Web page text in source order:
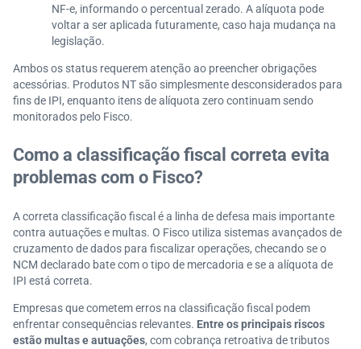
NF-e, informando o percentual zerado. A alíquota pode
voltar a ser aplicada futuramente, caso haja mudança na
legislação.
Ambos os status requerem atenção ao preencher obrigações
acessórias. Produtos NT são simplesmente desconsiderados para
fins de IPI, enquanto itens de alíquota zero continuam sendo
monitorados pelo Fisco.
Como a classificação fiscal correta evita
problemas com o Fisco?
A correta classificação fiscal é a linha de defesa mais importante
contra autuações e multas. O Fisco utiliza sistemas avançados de
cruzamento de dados para fiscalizar operações, checando se o
NCM declarado bate com o tipo de mercadoria e se a alíquota de
IPI está correta.
Empresas que cometem erros na classificação fiscal podem
enfrentar consequências relevantes. Entre os principais riscos
estão multas e autuações, com cobrança retroativa de tributos